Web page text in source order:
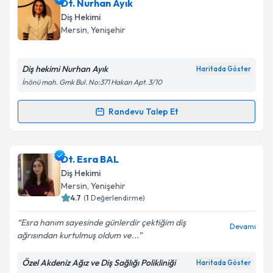
Takvim Talebini Gönder
oluşturun. Size bu uzmandan randevu almanız için bir
takvim hazırlandığında e-posta ile bilgilendireceğiz.
Kişisel verilerimin işlenmesine ilişkin
Metni'ni okudum ve kişisel verilerimin belirtilen
Takvim Talebini Gönder
Dt. Nurhan Ayık
Diş Hekimi
Mersin, Yenişehir
Diş hekimi Nurhan Ayık Haritada Göster
İnönü mah. Gmk Bul. No:371 Hakan Apt. 3/10
Randevu Talep Et
Randevu Takvimi Talebi
Dt. Nurhan Ayıkiçin randevu takvimi talebi oluşturun.
Size bu uzmandan randevu almanız için bir takvim
hazırlandığında e-posta ile bilgilendireceğiz.
Kişisel verilerimin işlenmesine ilişkin
Aydınlatma
Dt. Esra BAL
Diş Hekimi
Mersin, Yenişehir
4.7 (1 Değerlendirme)
Esra hanım sayesinde günlerdir çektiğim diş
ağrısından kurtulmuş oldum ve...
Devamı
Özel Akdeniz Ağız ve Diş Sağlığı Polikliniği Haritada Göster